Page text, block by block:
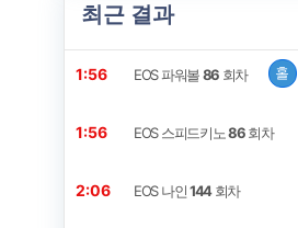
최근 결과
1:56 EOS 파워볼86 회차 홀
1:56 EOS 스피드키노86회차
2:06 EOS 나인144회차